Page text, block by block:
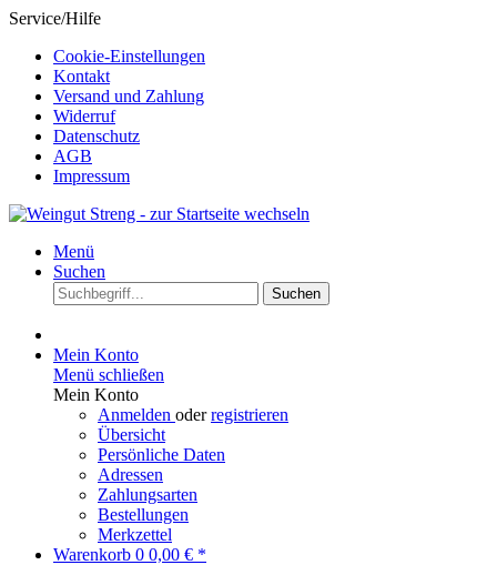
Service/Hilfe
Cookie-Einstellungen
Kontakt
Versand und Zahlung
Widerruf
Datenschutz
AGB
Impressum
Menü
Suchen
Suchen
Mein Konto
Menü schließen
Mein Konto
Anmelden oderregistrieren
Übersicht
Persönliche Daten
Adressen
Zahlungsarten
Bestellungen
Merkzettel
Warenkorb 0 0,00 € *